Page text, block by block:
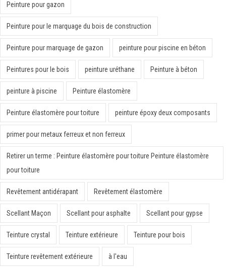
Peinture pour gazon
Peinture pour le marquage du bois de construction
Peinture pour marquage de gazon peinture pour piscine en béton
Peintures pour le bois peinture uréthane Peinture à béton
peinture à piscine Peinture élastomère
Peinture élastomère pour toiture peinture époxy deux composants
primer pour metaux ferreux et non ferreux
Retirer un terme : Peinture élastomère pour toiture Peinture élastomère
pour toiture
Revêtement antidérapant Revêtement élastomère
Scellant Maçon Scellant pour asphalte Scellant pour gypse
Teinture crystal Teinture extérieure Teinture pour bois
Teinture revêtement extérieure à l'eau